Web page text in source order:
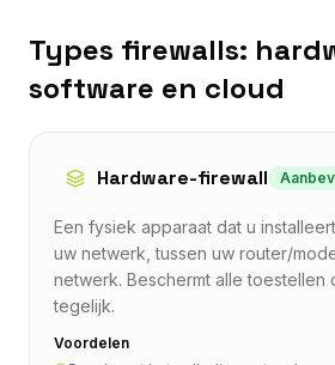
Types firewalls:
software en cloud
Hardware-firewall
Een fysiek apparaat dat u
uw netwerk, tussen uw router/
netwerk. Beschermt alle toestellen
tegelijk.
Voordelen